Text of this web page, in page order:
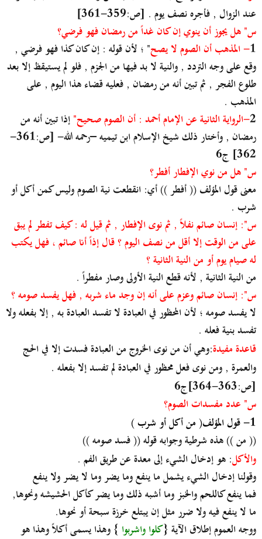
عند الزوال , فأجره نصف يوم . [ص:359-361]
س" هل يجوز أن ينوي إن كان غداً من رمضان فهو فرضي؟
1- المذهب أن الصوم لا يصح" ؛ لأن قوله : إن كان كذا فهو فرضي ,
وقع على وجه التردد , والنية لا بد فيها من الجزم , فلو لم يستيقظ إلا بعد
طلوع الفجر , ثم تبين أنه من رمضان , فعليه قضاء هذا اليوم , على
المذهب .
2-الرواية الثانية عن الإمام أحمد : أن الصوم صحيح"إذا تبين أنه من
رمضان , وأختار ذلك شيخ الإسلام ابن تيميه –رحمه الله- [ص:361-
362] ج6
س" هل من نوي الإفطار أفطر؟
معنى قول المؤلف (( أفطر )) أي: انقطعت نية الصوم وليس كمن أكل أو
شرب .
س": إنسان صائم نفلاً , ثم نوى الإفطار , ثم قيل له : كيف تفطر لم يبق
على من الوقت إلا أقل من نصف اليوم ؟ قال إذاً أنا صائم ، فهل يكتب
له صيام يوم أو من النية الثانية ؟
من النية الثانية , لأنه قطع النية الأولى وصار مفطراً .
س": إنسان صائم وعزم على أنه إن وجد ماء شربه , فهل يفسد صومه ؟
لا يفسد صومه ؛ لأن المحظور في العبادة لا تفسد العبادة به , إلا بفعله ولا
تفسد بنية فعله .
قاعدة مفيدة:وهي أن من نوى الخروج من العبادة فسدت إلا في الحج
والعمرة , ومن نوى فعل محظور في العبادة لم تفسد إلا بفعله .
[ص:363-364]ج6
س" عدد مفسدات الصوم؟
1- قول المؤلف( من أكل أو شرب )
(( من )) هذه شرطية وجوابه قوله (( فسد صومه ))
والأكل: هو إدخال الشيء إلى معدة عن طريق الفم .
وقولنا إدخال الشيء يشمل ما ينفع وما يضر وما لا يضر ولا ينفع
فما ينفع كاللحم والخبز وما أشبه ذلك وما يضر كأكل الحشيشه ونحوها,
ما لا ينفع فيه ولا ضرر مثل إن يبتلع خرزة سبحة أو نحوها.
ووجه العموم إطلاق الآية {كلوا واشربوا } وهذا يسمى أكلاً وهذا هو